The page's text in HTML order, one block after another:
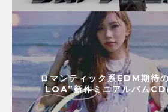
ロマンティック系EDM期待
LOA”新作ミニアルバムCD